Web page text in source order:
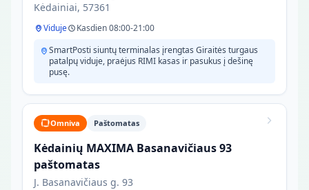
Kėdainiai, 57361
Viduje
Kasdien 08:00-21:00
SmartPosti siuntų terminalas įrengtas Giraitės turgaus
patalpų viduje, praėjus RIMI kasas ir pasukus į dešinę
pusę.
Omniva Paštomatas
Kėdainių MAXIMA Basanavičiaus 93
paštomatas
J. Basanavičiaus g. 93